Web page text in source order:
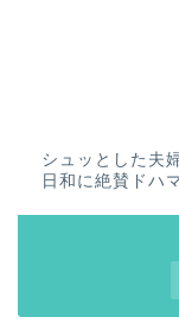
シュッとした夫
日和に絶賛ドハ